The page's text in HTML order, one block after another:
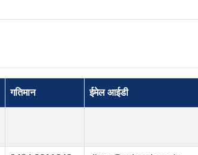
गतिमान ईमेल आईडी